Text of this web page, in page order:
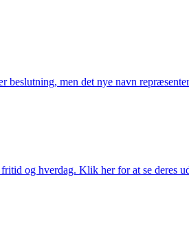
men det nye navn
og hverdag. Klik her for at se deres